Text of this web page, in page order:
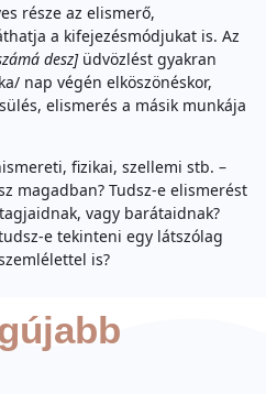
része az elismerő,
a kifejezésmódjukat is. Az
desz]üdvözlést gyakran
nap végén elköszönéskor,
elismerés a másik munkája
fizikai, szellemi stb. –
magadban? Tudsz-e elismerést
vagy barátaidnak?
e tekinteni egy látszólag
is?